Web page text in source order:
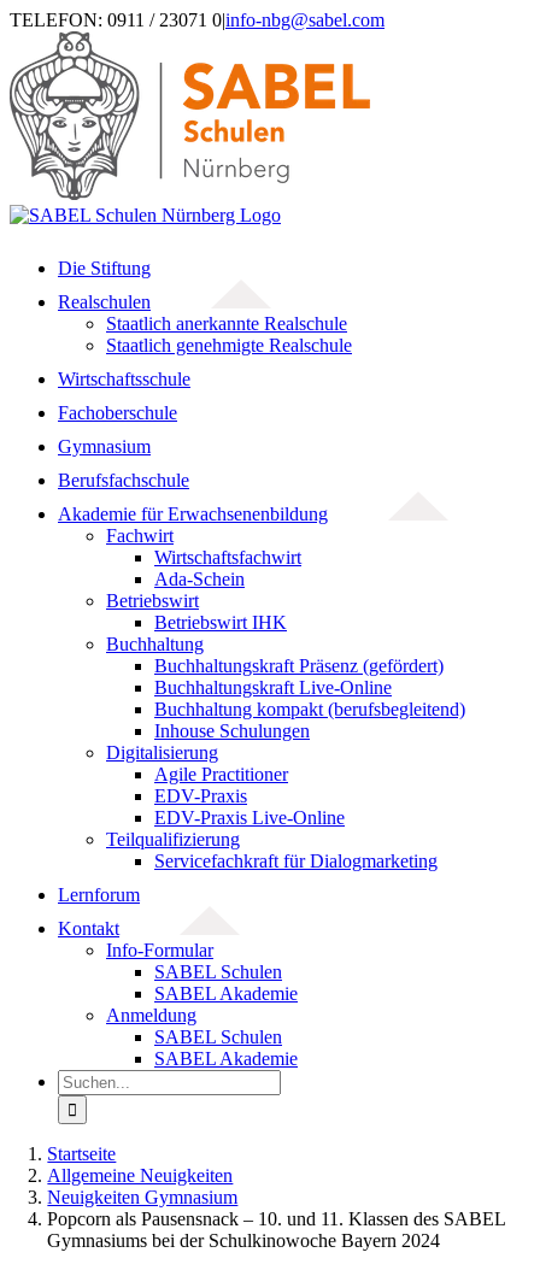
Zum
springen
TELEFON: 0911 / 23071 0|info-nbg@sabel.com
Die Stiftung
Realschulen
Staatlich anerkannte Realschule
Staatlich genehmigte Realschule
Wirtschaftsschule
Fachoberschule
Gymnasium
Berufsfachschule
Akademie für Erwachsenenbildung
Fachwirt
Wirtschaftsfachwirt
Ada-Schein
Betriebswirt
Betriebswirt IHK
Buchhaltung
Buchhaltungskraft Präsenz (gefördert)
Buchhaltungskraft Live-Online
Buchhaltung kompakt (berufsbegleitend)
Inhouse Schulungen
Digitalisierung
Agile Practitioner
EDV-Praxis
EDV-Praxis Live-Online
Teilqualifizierung
Servicefachkraft für Dialogmarketing
Lernforum
Kontakt
Info-Formular
SABEL Schulen
SABEL Akademie
Anmeldung
SABEL Schulen
SABEL Akademie
Suche
nach:
Startseite
Allgemeine Neuigkeiten
Neuigkeiten Gymnasium
Popcorn als Pausensnack – 10. und 11. Klassen des SABEL
Gymnasiums bei der Schulkinowoche Bayern 2024